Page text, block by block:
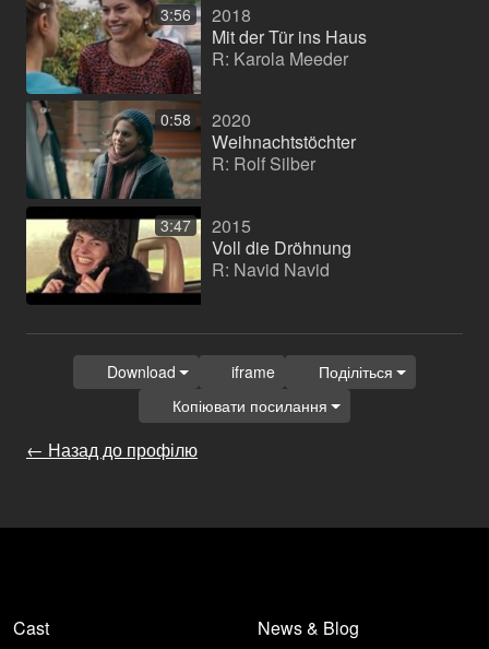
3:56
2018
Mit der Tür ins Haus
R: Karola Meeder
0:58
2020
Weihnachtstöchter
R: Rolf Silber
3:47
2015
Voll die Dröhnung
R: Navid Navid
← Назад до профілю
Download iframe
Поділіться
Копіювати посилання
Cast
News & Blog